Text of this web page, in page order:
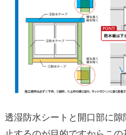
透湿防水シートと開口部に